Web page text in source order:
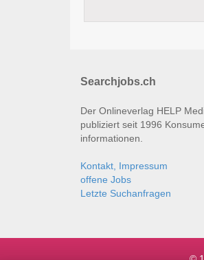
Searchjobs.ch
Der Onlineverlag HELP
publiziert seit 1996
informationen.
Kontakt, Impressum
offene Jobs
Letzte Suchanfragen